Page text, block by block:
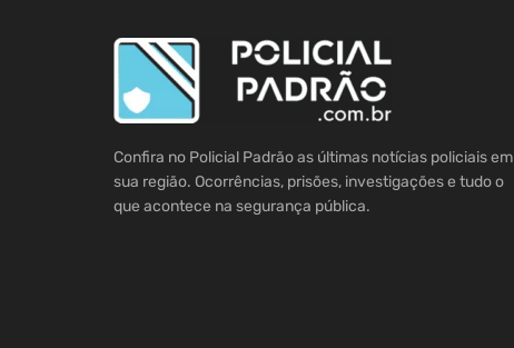
Confira no Policial Padrão as últimas notícias policiais em
sua região. Ocorrências, prisões, investigações e tudo o
que acontece na segurança pública.